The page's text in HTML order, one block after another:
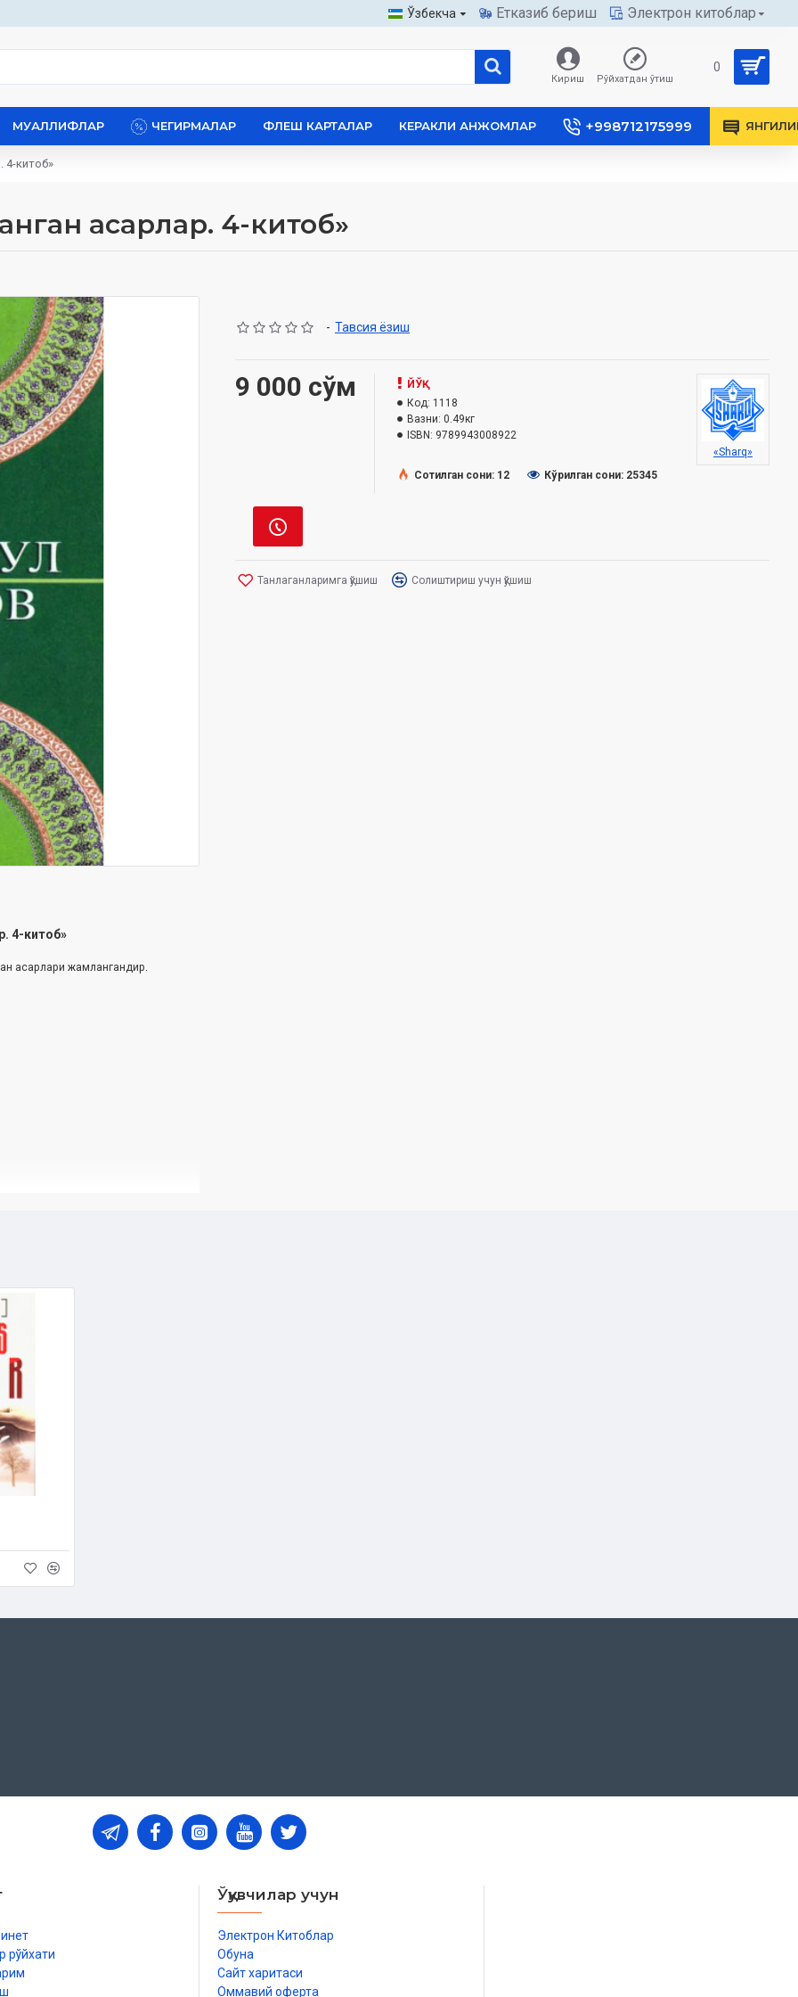
Ўзбекча Етказиб бериш Электрон китоблар
Кириш Рўйхатдан ўтиш
0
МУАЛЛИФЛАР ЧЕГИРМАЛАР ФЛЕШ КАРТАЛАР КЕРАКЛИ АНЖОМЛАР +998712175999
4-китоб»
асарлар. 4-китоб»
4-китоб»
асарлари жамлангандир.
- Тавсия ёзиш
9 000 сўм
ЙЎҚ
Код: 1118
Вазни: 0.49кг
ISBN: 9789943008922
«Sharq»
Сотилган сони: 12
Кўрилган сони: 25345
Танлаганларимга қўшиш Солиштириш учун қўшиш
рўйхати
Ўқувчилар учун
Электрон Китоблар
Обуна
Сайт харитаси
Оммавий оферта